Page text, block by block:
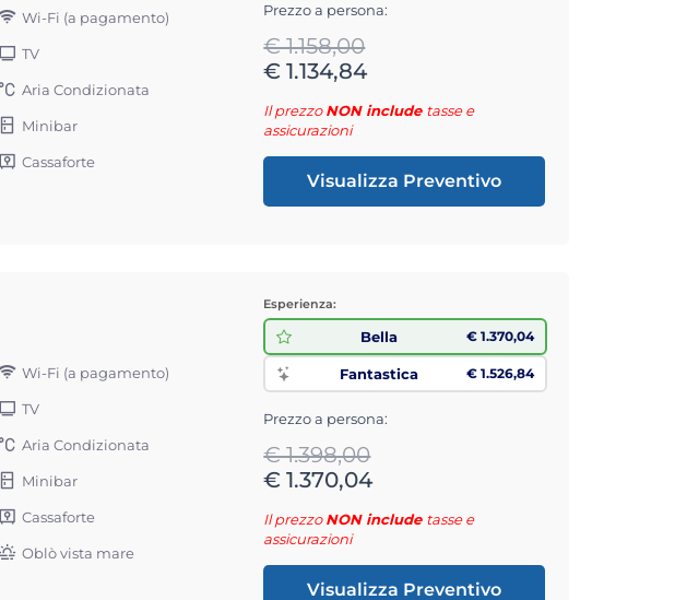
Wi-Fi (a pagamento)
TV
Aria Condizionata
Minibar
Cassaforte
Prezzo a persona:
€ 1.158,00
€ 1.134,84
Il prezzoNON include tasse e
assicurazioni
Visualizza Preventivo
Wi-Fi (a pagamento)
TV
Aria Condizionata
Minibar
Cassaforte
Oblò vista mare
Esperienza:
Bella € 1.370,04
Fantastica € 1.526,84
Prezzo a persona:
€ 1.398,00
€ 1.370,04
Il prezzoNON include tasse e
assicurazioni
Visualizza Preventivo